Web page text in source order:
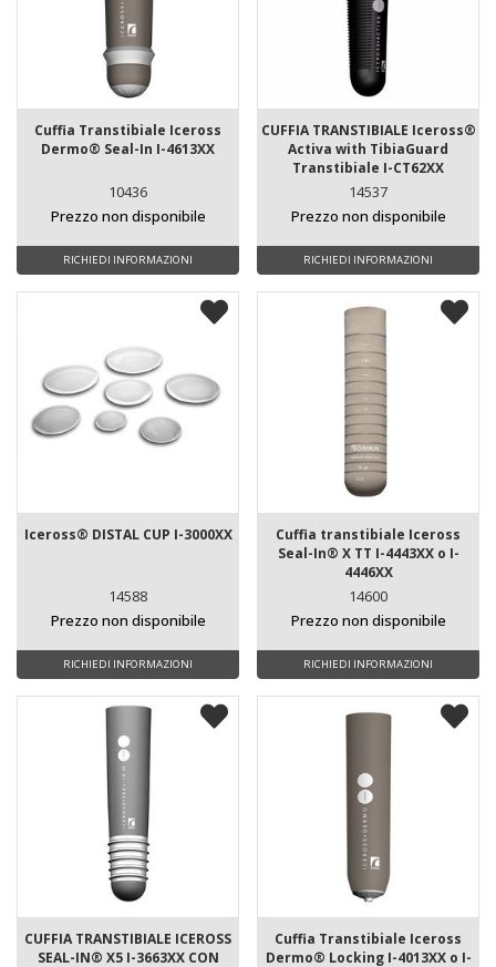
Cuffia Transtibiale Iceross
Dermo® Seal-In I-4613XX
10436
Prezzo non disponibile
RICHIEDI INFORMAZIONI
CUFFIA TRANSTIBIALE Iceross®
Activa with TibiaGuard
Transtibiale I-CT62XX
14537
Prezzo non disponibile
RICHIEDI INFORMAZIONI
Iceross® DISTAL CUP I-3000XX
14588
Prezzo non disponibile
RICHIEDI INFORMAZIONI
Cuffia transtibiale Iceross
Seal-In® X TT I-4443XX o I-
4446XX
14600
Prezzo non disponibile
RICHIEDI INFORMAZIONI
CUFFIA TRANSTIBIALE ICEROSS
SEAL-IN® X5 I-3663XX CON
Cuffia Transtibiale Iceross
Dermo® Locking I-4013XX o I-